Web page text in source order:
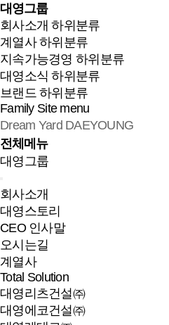
대영그룹
회사소개 하위분류
계열사 하위분류
지속가능경영 하위분류
대영소식 하위분류
브랜드 하위분류
Family Site menu
Dream Yard DAEYOUNG
전체메뉴
대영그룹
회사소개
대영스토리
CEO 인사말
오시는길
계열사
Total Solution
대영리츠건설㈜
대영에코건설㈜